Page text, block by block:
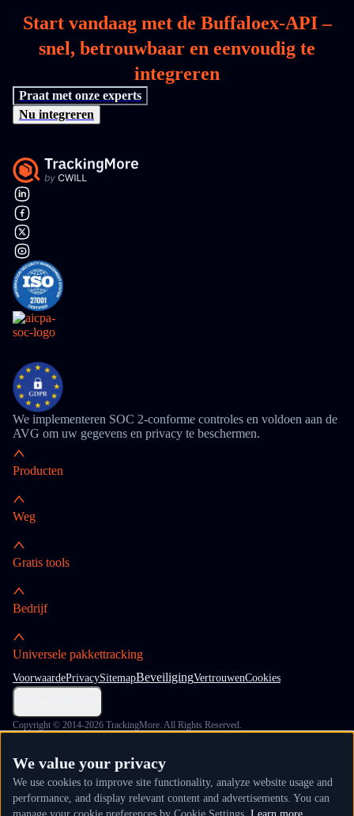
Start vandaag met de Buffaloex-API –
snel, betrouwbaar en eenvoudig te
integreren
Praat met onze experts
Nu integreren
We implementeren SOC 2-conforme controles en voldoen aan de
AVG om uw gegevens en privacy te beschermen.
Producten
Weg
Gratis tools
Bedrijf
Universele pakkettracking
VoorwaardePrivacySitemapBeveiligingVertrouwenCookies
Copyright © 2014-2026 TrackingMore. All Rights Reserved.
We value your privacy
We use cookies to improve site functionality, analyze website usage and
performance, and display relevant content and advertisements. You can